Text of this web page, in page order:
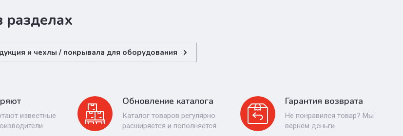
разделах
и чехлы / покрывала для оборудования
известные
Обновление каталога
Каталог товаров регулярно
расширяется и пополняется
Гарантия возврата
Не понравился товар? Мы
вернем деньги